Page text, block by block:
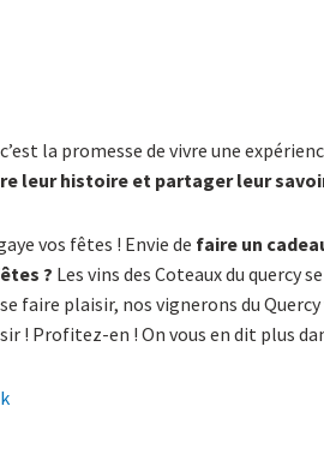
la promesse de vivre une
leur histoire et partager leur
vos fêtes ! Envie de faire un
? Les vins des Coteaux du quercy
faire plaisir, nos vignerons du
! Profitez-en ! On vous en dit plus